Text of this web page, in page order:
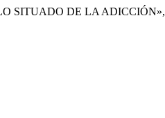
SITUADO DE LA ADICCIÓN»,